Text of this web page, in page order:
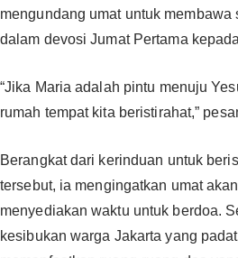
mengundang umat untuk
dalam devosi Jumat Pertama
“Jika Maria adalah pintu menuju
rumah tempat kita beristirahat,”
Berangkat dari kerinduan untuk
tersebut, ia mengingatkan umat
menyediakan waktu untuk berdoa.
kesibukan warga Jakarta yang